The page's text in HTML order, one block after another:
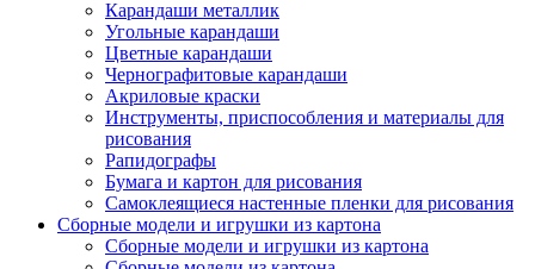
Карандаши металлик
Угольные карандаши
Цветные карандаши
Чернографитовые карандаши
Акриловые краски
Инструменты, приспособления и материалы для
рисования
Рапидографы
Бумага и картон для рисования
Самоклеящиеся настенные пленки для рисования
Сборные модели и игрушки из картона
Сборные модели и игрушки из картона